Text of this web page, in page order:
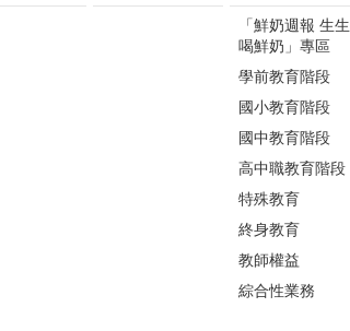
「鮮奶週報 生生
喝鮮奶」專區
學前教育階段
國小教育階段
國中教育階段
高中職教育階段
特殊教育
終身教育
教師權益
綜合性業務